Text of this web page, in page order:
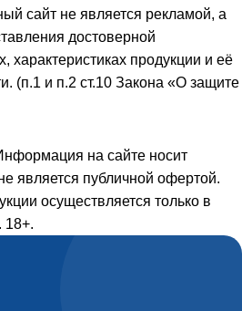
сайт не является рекламой, а
достоверной
характеристиках продукции и её
(п.1 и п.2 ст.10 Закона «О защите
на сайте носит
является публичной офертой.
осуществляется только в
18+.